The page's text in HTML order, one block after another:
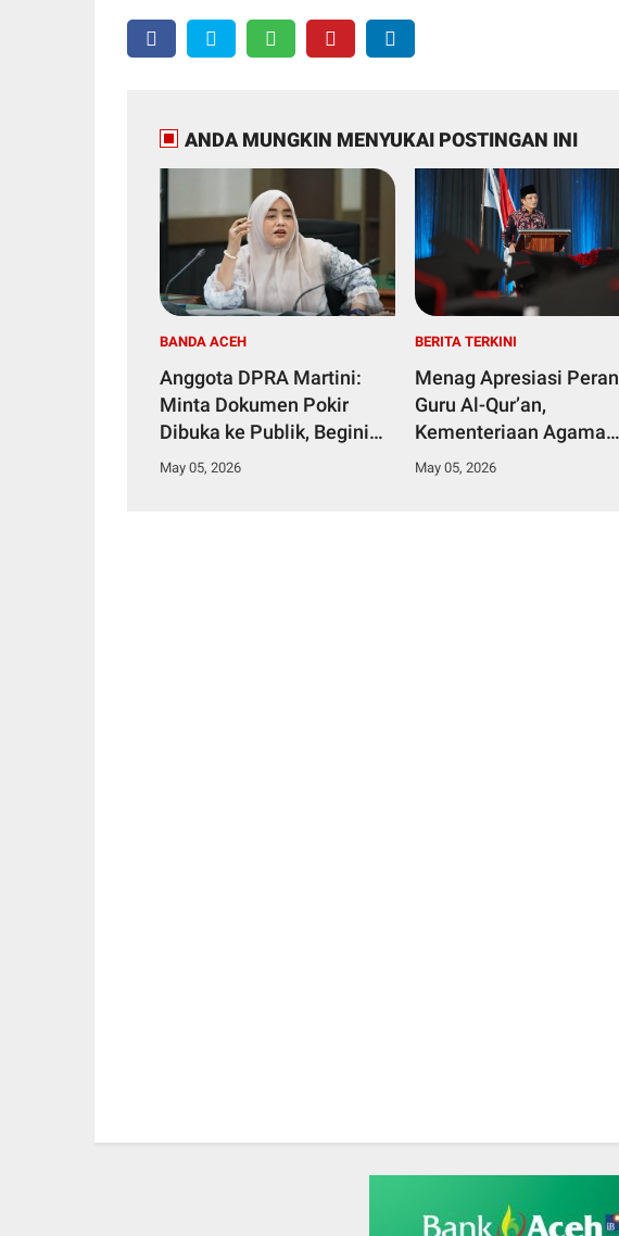
ANDA MUNGKIN MENYUKAI POSTINGAN INI
BANDA ACEH
Anggota DPRA Martini:
Minta Dokumen Pokir
Dibuka ke Publik, Begini
Respon Ketua DPRA Soal
May 05, 2026
BERITA TERKINI
Menag Apresiasi Peran
Guru Al-Qur’an,
Kementeriaan Agama
Siapkan Beasiswa PJJ
May 05, 2026